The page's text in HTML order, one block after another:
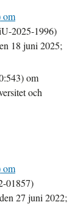
om
2025-1996)
18 juni 2025;
om
och
om
01857)
27 juni 2022;